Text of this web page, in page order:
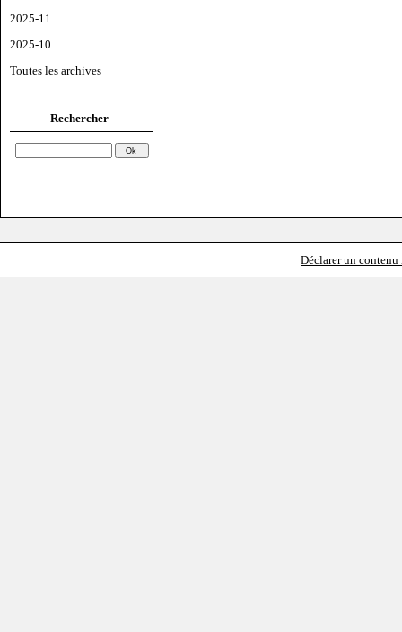
2025-11
2025-10
Toutes les archives
Rechercher
Déclarer un